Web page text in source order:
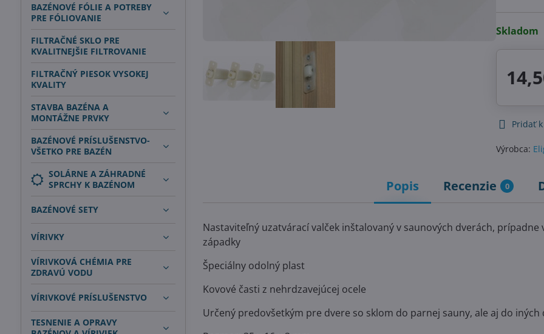
Skladom
Pridať
Výrobca:
Popis Recenzie 0
Nastaviteľný uzatvárací valček inštalovaný v saunových dverách,
západky
Špeciálny odolný plast
Kovové časti z nehrdzavejúcej ocele
Určený predovšetkým pre dvere so sklom do parnej sauny, ale aj do iných
BAZÉNOVÉ FÓLIE A POTREBY
PRE FÓLIOVANIE
FILTRAČNÉ SKLO PRE
KVALITNEJŠIE FILTROVANIE
FILTRAČNÝ PIESOK VYSOKEJ
KVALITY
STAVBA BAZÉNA A
MONTÁŽNE PRVKY
BAZÉNOVÉ PRÍSLUŠENSTVO-
VŠETKO PRE BAZÉN
SOLÁRNE A ZÁHRADNÉ
SPRCHY K BAZÉNOM
BAZÉNOVÉ SETY
VÍRIVKY
VÍRIVKOVÁ CHÉMIA PRE
ZDRAVÚ VODU
VÍRIVKOVÉ PRÍSLUŠENSTVO
TESNENIE A OPRAVY